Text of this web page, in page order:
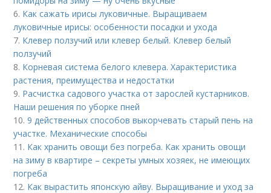
6. Как сажать ирисы луковичные. Выращиваем
луковичные ирисы: особенности посадки и ухода
7. Клевер ползучий или клевер белый. Клевер белый
ползучий
8. Корневая система белого клевера. Характеристика
растения, преимущества и недостатки
9. Расчистка садового участка от зарослей кустарников.
Наши решения по уборке пней
10.9 действенных способов выкорчевать старый пень на
участке. Механические способы
11. Как хранить овощи без погреба. Как хранить овощи
на зиму в квартире – секреты умных хозяек, не имеющих
погреба
12. Как вырастить японскую айву. Выращивание и уход за